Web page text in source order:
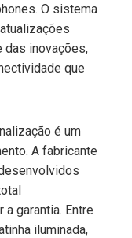
O sistema
das inovações,
que
é um
A fabricante
garantia. Entre
iluminada,